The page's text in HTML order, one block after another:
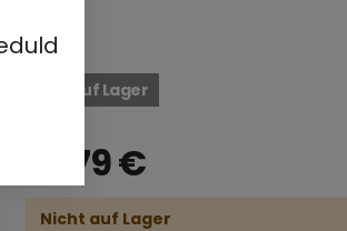
Nicht auf Lager
37,79€
Nicht auf Lager